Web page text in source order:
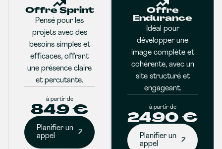
Offre Sprint
Pensé pour les
projets avec des
besoins simples et
efficaces, offrant
une présence claire
et percutante.
à partir de
849 €
Planifier un
appel
Offre
Endurance
Idéal pour
développer une
image complète et
cohérente, avec un
site structuré et
engageant.
à partir de
2490 €
Planifier un
appel